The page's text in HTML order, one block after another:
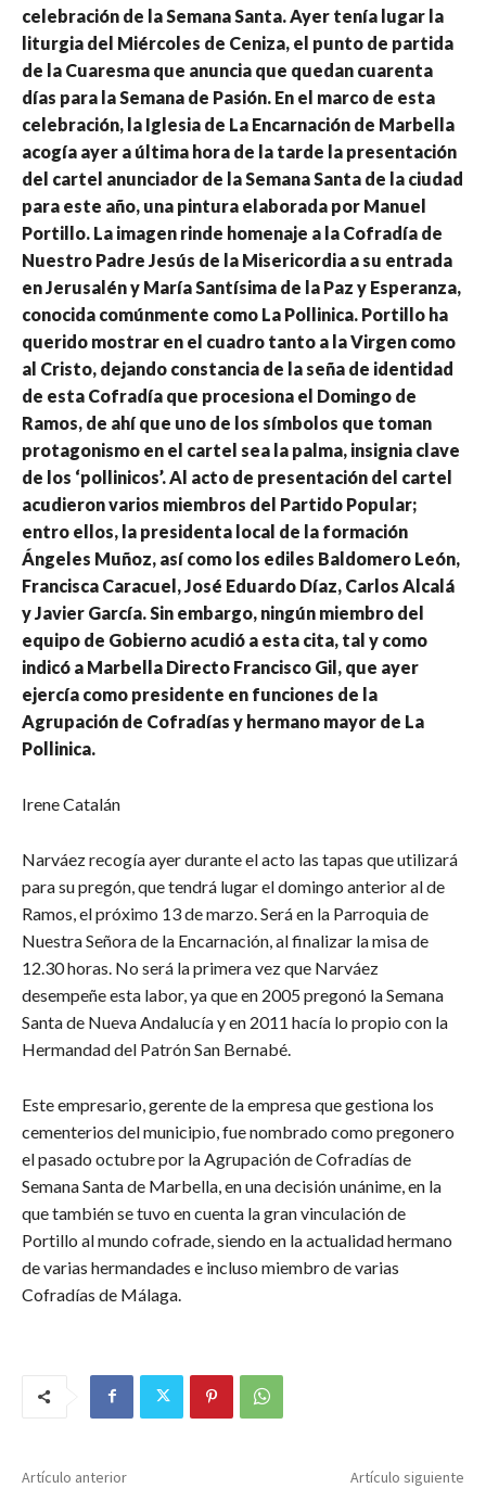
celebración de la Semana Santa. Ayer tenía lugar la
liturgia del Miércoles de Ceniza, el punto de partida
de la Cuaresma que anuncia que quedan cuarenta
días para la Semana de Pasión. En el marco de esta
celebración, la Iglesia de La Encarnación de Marbella
acogía ayer a última hora de la tarde la presentación
del cartel anunciador de la Semana Santa de la ciudad
para este año, una pintura elaborada por Manuel
Portillo. La imagen rinde homenaje a la Cofradía de
Nuestro Padre Jesús de la Misericordia a su entrada
en Jerusalén y María Santísima de la Paz y Esperanza,
conocida comúnmente como La Pollinica. Portillo ha
querido mostrar en el cuadro tanto a la Virgen como
al Cristo, dejando constancia de la seña de identidad
de esta Cofradía que procesiona el Domingo de
Ramos, de ahí que uno de los símbolos que toman
protagonismo en el cartel sea la palma, insignia clave
de los ‘pollinicos’. Al acto de presentación del cartel
acudieron varios miembros del Partido Popular;
entro ellos, la presidenta local de la formación
Ángeles Muñoz, así como los ediles Baldomero León,
Francisca Caracuel, José Eduardo Díaz, Carlos Alcalá
y Javier García. Sin embargo, ningún miembro del
equipo de Gobierno acudió a esta cita, tal y como
indicó a Marbella Directo Francisco Gil, que ayer
ejercía como presidente en funciones de la
Agrupación de Cofradías y hermano mayor de La
Pollinica.
Irene Catalán
Narváez recogía ayer durante el acto las tapas que utilizará
para su pregón, que tendrá lugar el domingo anterior al de
Ramos, el próximo 13 de marzo. Será en la Parroquia de
Nuestra Señora de la Encarnación, al finalizar la misa de
12.30 horas. No será la primera vez que Narváez
desempeñe esta labor, ya que en 2005 pregonó la Semana
Santa de Nueva Andalucía y en 2011 hacía lo propio con la
Hermandad del Patrón San Bernabé.
Este empresario, gerente de la empresa que gestiona los
cementerios del municipio, fue nombrado como pregonero
el pasado octubre por la Agrupación de Cofradías de
Semana Santa de Marbella, en una decisión unánime, en la
que también se tuvo en cuenta la gran vinculación de
Portillo al mundo cofrade, siendo en la actualidad hermano
de varias hermandades e incluso miembro de varias
Cofradías de Málaga.
Artículo anterior Artículo siguiente